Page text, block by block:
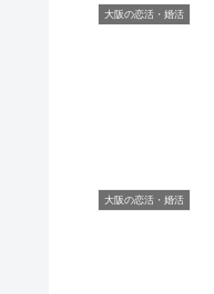
大阪の恋活・婚活
大阪の恋活・婚活